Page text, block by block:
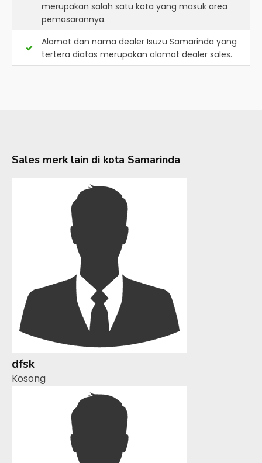
merupakan salah satu kota yang masuk area
pemasarannya.
Alamat dan nama dealer Isuzu Samarinda yang
tertera diatas merupakan alamat dealer sales.
Sales merk lain di kota Samarinda
dfsk
Kosong